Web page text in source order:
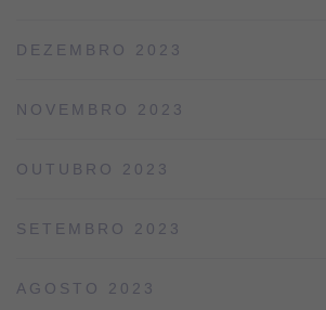
DEZEMBRO 2023
NOVEMBRO 2023
OUTUBRO 2023
SETEMBRO 2023
AGOSTO 2023